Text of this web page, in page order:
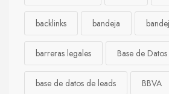
backlinks bandeja
barreras legales Base de Datos
base de datos de leads BBVA